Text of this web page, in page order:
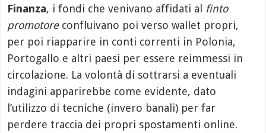
Finanza, i fondi che venivano affidati al finto
promotoreconfluivano poi verso wallet propri,
per poi riapparire in conti correnti in Polonia,
Portogallo e altri paesi per essere reimmessi in
circolazione. La volontà di sottrarsi a eventuali
indagini apparirebbe come evidente, dato
l’utilizzo di tecniche (invero banali) per far
perdere traccia dei propri spostamenti online.